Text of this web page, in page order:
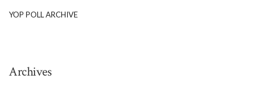
YOP POLL ARCHIVE
Archives